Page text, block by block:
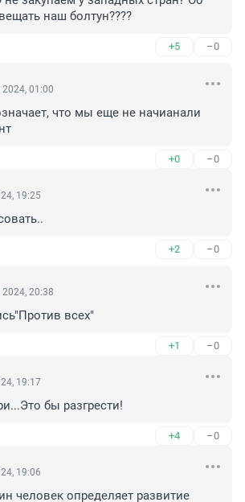
наш болтун????
+5 –0
01:00
что мы еще не начианали
+0 –0
19:25
+2 –0
20:38
всех"
+1 –0
19:17
бы разгрести!
+4 –0
19:06
человек определяет развитие